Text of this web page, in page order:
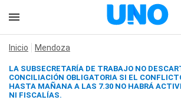
Inicio Mendoza
LA SUBSECRETARÍA DE TRABAJO NO
CONCILIACIÓN OBLIGATORIA SI EL
HASTA MAÑANA A LAS 7.30 NO HABRÁ
NI FISCALÍAS.